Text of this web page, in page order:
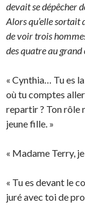
devait se dépêcher
Alors qu’elle sortait
de voir trois
des quatre au
« Cynthia… Tu es
où tu comptes
repartir ? Ton rôle
jeune fille. »
« Madame Terry,
« Tu es devant le
juré avec toi de